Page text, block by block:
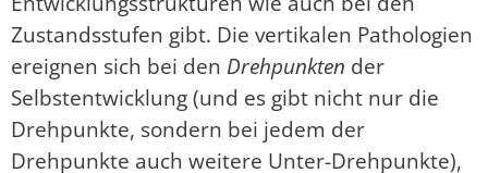
Zustandsstufen gibt. Die vertikalen Pathologien
ereignen sich bei den Drehpunkten der
Selbstentwicklung (und es gibt nicht nur die
Drehpunkte, sondern bei jedem der
Drehpunkte auch weitere Unter-Drehpunkte),